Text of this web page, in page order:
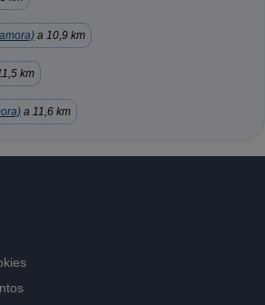
a 10,9 km
km
a 11,6 km